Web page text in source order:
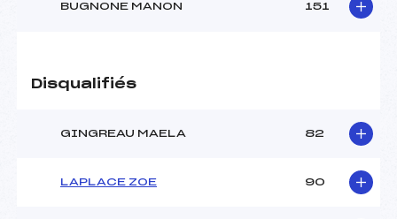
BUGNONE MANON 151
Disqualifiés
GINGREAU MAELA 82
LAPLACE ZOE 90